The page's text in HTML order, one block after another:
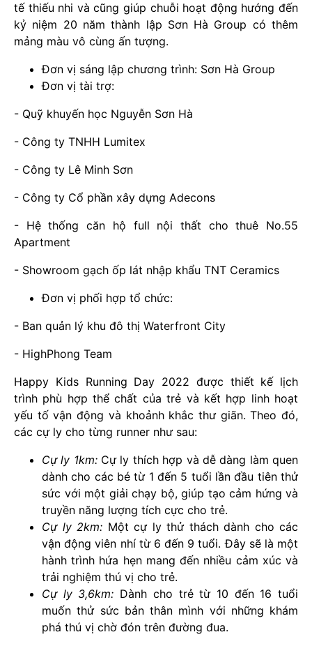
tế thiếu nhi và cũng giúp chuỗi hoạt động hướng đến
kỷ niệm 20 năm thành lập Sơn Hà Group có thêm
mảng màu vô cùng ấn tượng.
Đơn vị sáng lập chương trình: Sơn Hà Group
Đơn vị tài trợ:
- Quỹ khuyến học Nguyễn Sơn Hà
- Công ty TNHH Lumitex
- Công ty Lê Minh Sơn
- Công ty Cổ phần xây dựng Adecons
- Hệ thống căn hộ full nội thất cho thuê No.55
Apartment
- Showroom gạch ốp lát nhập khẩu TNT Ceramics
Đơn vị phối hợp tổ chức:
- Ban quản lý khu đô thị Waterfront City
- HighPhong Team
Happy Kids Running Day 2022 được thiết kế lịch
trình phù hợp thể chất của trẻ và kết hợp linh hoạt
yếu tố vận động và khoảnh khắc thư giãn. Theo đó,
các cự ly cho từng runner như sau:
Cự ly 1km:Cự ly thích hợp và dễ dàng làm quen
dành cho các bé từ 1 đến 5 tuổi lần đầu tiên thử
sức với một giải chạy bộ, giúp tạo cảm hứng và
truyền năng lượng tích cực cho trẻ.
Cự ly 2km: Một cự ly thử thách dành cho các
vận động viên nhí từ 6 đến 9 tuổi. Đây sẽ là một
hành trình hứa hẹn mang đến nhiều cảm xúc và
trải nghiệm thú vị cho trẻ.
Cự ly 3,6km: Dành cho trẻ từ 10 đến 16 tuổi
muốn thử sức bản thân mình với những khám
phá thú vị chờ đón trên đường đua.